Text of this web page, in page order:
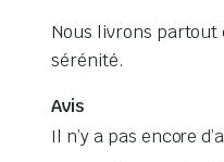
Nous livrons partout
sérénité.
Avis
Il n’y a pas encore